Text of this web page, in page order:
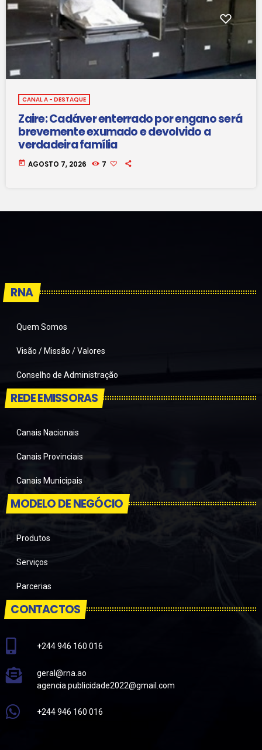
CANAL A - DESTAQUE
Zaire: Cadáver enterrado por engano será
brevemente exumado e devolvido a
verdadeira família
today AGOSTO 7, 2026 7
RNA
Quem Somos
Visão / Missão / Valores
Conselho de Administração
REDE EMISSORAS
Canais Nacionais
Canais Provinciais
Canais Municipais
MODELO DE NEGÓCIO
Produtos
Serviços
Parcerias
CONTACTOS
+244 946 160 016
geral@rna.ao
agencia.publicidade2022@gmail.com
+244 946 160 016